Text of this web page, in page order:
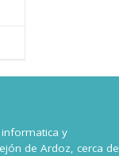
y
de Ardoz, cerca de